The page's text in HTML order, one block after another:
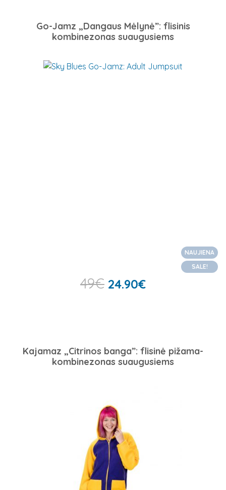
Go-Jamz „Dangaus Mėlynė”: flisinis
kombinezonas suaugusiems
NAUJIENA
SALE!
49€ 24.90€
Kajamaz „Citrinos banga”: flisinė pižama-
kombinezonas suaugusiems